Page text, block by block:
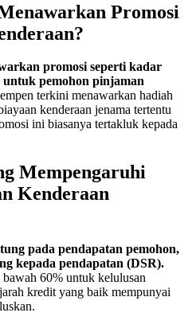
Promosi
promosi seperti kadar
untuk pemohon pinjaman
terkini menawarkan hadiah
kenderaan jenama tertentu
ini biasanya tertakluk kepada
Mempengaruhi
Kenderaan
pada pendapatan pemohon,
kepada pendapatan (DSR).
60% untuk kelulusan
kredit yang baik mempunyai